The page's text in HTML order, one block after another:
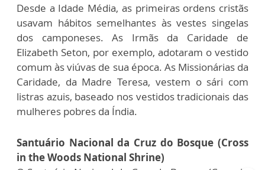
Desde a Idade Média, as primeiras ordens cristãs
usavam hábitos semelhantes às vestes singelas
dos camponeses. As Irmãs da Caridade de
Elizabeth Seton, por exemplo, adotaram o vestido
comum às viúvas de sua época. As Missionárias da
Caridade, da Madre Teresa, vestem o sári com
listras azuis, baseado nos vestidos tradicionais das
mulheres pobres da Índia.
Santuário Nacional da Cruz do Bosque (Cross
in the Woods National Shrine)